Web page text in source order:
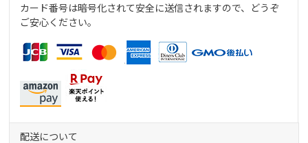
カード番号は暗号化されて安全に送信されますので、どうぞ
ご安心ください。
配送について